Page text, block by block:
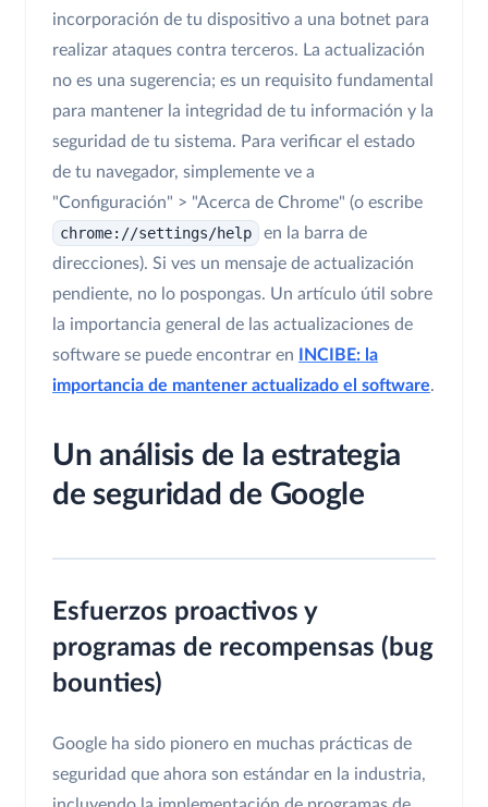
incorporación de tu dispositivo a una botnet para
realizar ataques contra terceros. La actualización
no es una sugerencia; es un requisito fundamental
para mantener la integridad de tu información y la
seguridad de tu sistema. Para verificar el estado
de tu navegador, simplemente ve a
"Configuración" > "Acerca de Chrome" (o escribe
chrome://settings/help
en la barra de
direcciones). Si ves un mensaje de actualización
pendiente, no lo pospongas. Un artículo útil sobre
la importancia general de las actualizaciones de
software se puede encontrar en
INCIBE: la
importancia de mantener actualizado el software.
Un análisis de la estrategia
de seguridad de Google
Esfuerzos proactivos y
programas de recompensas (bug
bounties)
Google ha sido pionero en muchas prácticas de
seguridad que ahora son estándar en la industria,